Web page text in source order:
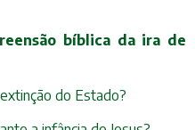
bíblica da ira de
do Estado?